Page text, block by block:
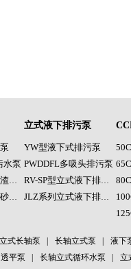
水泵
立式液下排污泵
YW型液下式排污泵
PWDDFL多吸头排污泵
立式长轴泵 | 长轴立式泵 | 液下
平泵 | 长轴立式循环水泵 | 立